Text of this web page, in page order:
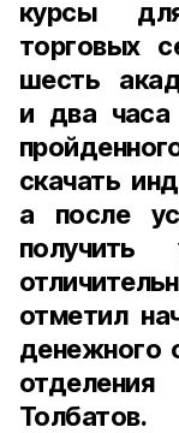
курсы
торговых
шесть
и два часа
скачать
а после
отметил
денежного
Толбатов.